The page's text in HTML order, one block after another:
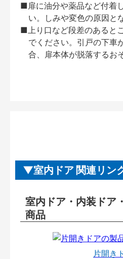
■扉に油分や薬品など付着
い。しみや変色の原因と
■上り口など段差のあると
でください。引戸の下車
合、扉本体が脱落するお
室内ドア 関連リン
室内ドア・内装ドア
商品
片開き